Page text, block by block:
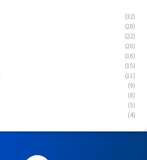
(32)
(28)
(22)
(20)
(16)
(15)
(11)
(9)
(8)
(5)
(4)